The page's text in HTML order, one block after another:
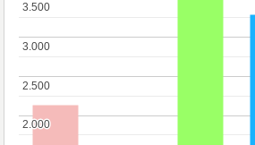
2.000
2.000
2.500
2.500
3.000
3.000
3.500
3.500